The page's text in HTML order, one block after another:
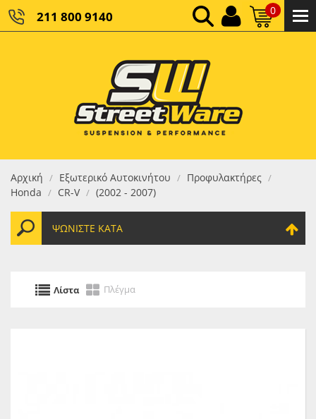
211 800 9140 0
ΚΑΘΑΡΌ ΣΎΝΟΛΟ:
ΤΕΛΙΚΌ ΣΎΝΟΛΟ:0,00 €
Αρχική / Εξωτερικό Αυτοκινήτου / Προφυλακτήρες /
Honda / CR-V / (2002 - 2007)
ΨΩΝΊΣΤΕ ΚΑΤΆ
Λίστα Πλέγμα